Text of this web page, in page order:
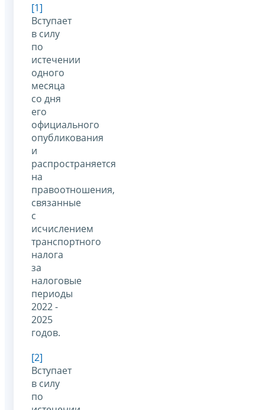
[1]
Вступает
в силу
по
истечении
одного
месяца
со дня
его
официального
опубликования
и
распространяется
на
правоотношения,
связанные
с
исчислением
транспортного
налога
за
налоговые
периоды
2022 -
2025
годов.
[2]
Вступает
в силу
по